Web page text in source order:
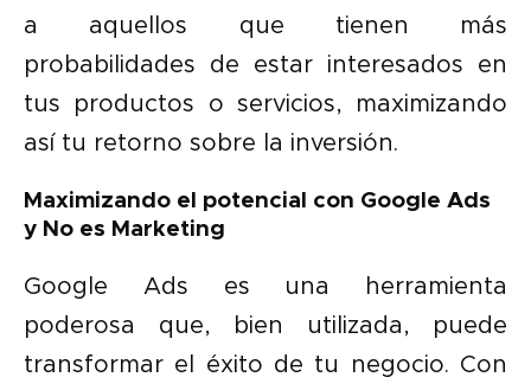
a aquellos que tienen más
probabilidades de estar interesados en
tus productos o servicios, maximizando
así tu retorno sobre la inversión.
Maximizando el potencial con Google Ads
y No es Marketing
Google Ads es una herramienta
poderosa que, bien utilizada, puede
transformar el éxito de tu negocio. Con